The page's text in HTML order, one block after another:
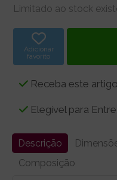
Limitado ao stock
Adicionar
favorito
Receba este artigo
Elegível para
Descrição
Composição